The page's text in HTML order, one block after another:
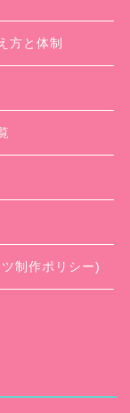
方と体制
制作ポリシー)